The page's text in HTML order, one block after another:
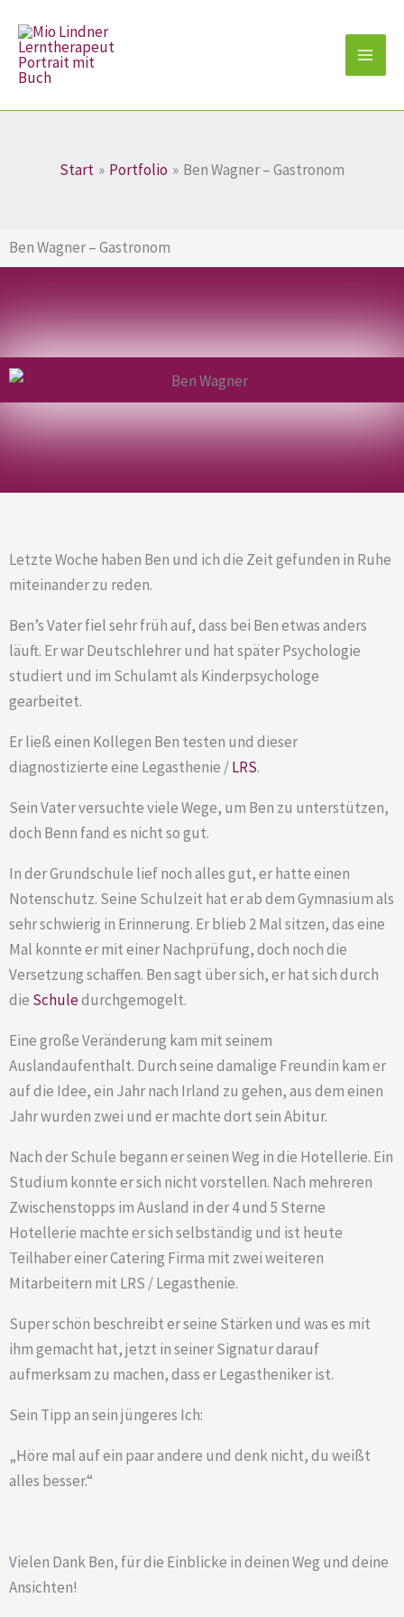
Inhalt
springen
Start Portfolio Ben Wagner – Gastronom
Ben Wagner – Gastronom
Letzte Woche haben Ben und ich die Zeit gefunden in Ruhe
miteinander zu reden.
Ben’s Vater fiel sehr früh auf, dass bei Ben etwas anders
läuft. Er war Deutschlehrer und hat später Psychologie
studiert und im Schulamt als Kinderpsychologe
gearbeitet.
Er ließ einen Kollegen Ben testen und dieser
diagnostizierte eine Legasthenie /LRS.
Sein Vater versuchte viele Wege, um Ben zu unterstützen,
doch Benn fand es nicht so gut.
In der Grundschule lief noch alles gut, er hatte einen
Notenschutz. Seine Schulzeit hat er ab dem Gymnasium als
sehr schwierig in Erinnerung. Er blieb 2 Mal sitzen, das eine
Mal konnte er mit einer Nachprüfung, doch noch die
Versetzung schaffen. Ben sagt über sich, er hat sich durch
die Schuledurchgemogelt.
Eine große Veränderung kam mit seinem
Auslandaufenthalt. Durch seine damalige Freundin kam er
auf die Idee, ein Jahr nach Irland zu gehen, aus dem einen
Jahr wurden zwei und er machte dort sein Abitur.
Nach der Schule begann er seinen Weg in die Hotellerie. Ein
Studium konnte er sich nicht vorstellen. Nach mehreren
Zwischenstopps im Ausland in der 4 und 5 Sterne
Hotellerie machte er sich selbständig und ist heute
Teilhaber einer Catering Firma mit zwei weiteren
Mitarbeitern mit LRS / Legasthenie.
Super schön beschreibt er seine Stärken und was es mit
ihm gemacht hat, jetzt in seiner Signatur darauf
aufmerksam zu machen, dass er Legastheniker ist.
Sein Tipp an sein jüngeres Ich:
„Höre mal auf ein paar andere und denk nicht, du weißt
alles besser.“
Vielen Dank Ben, für die Einblicke in deinen Weg und deine
Ansichten!